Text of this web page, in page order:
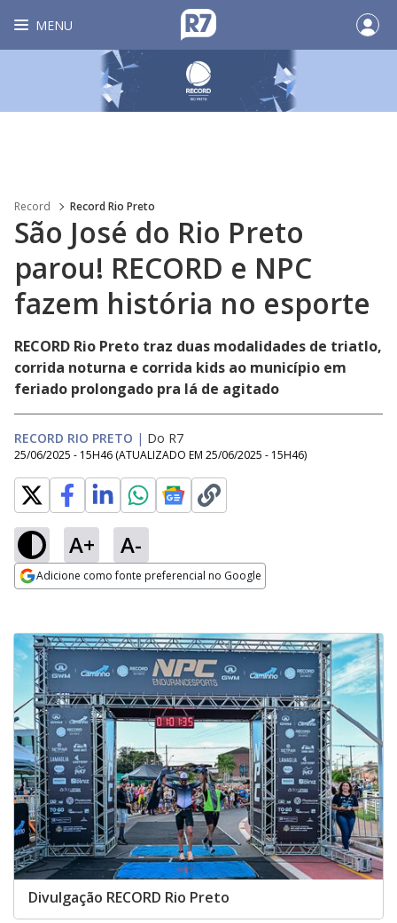
MENU
Record Record Rio Preto
São José do Rio Preto
parou! RECORD e NPC
fazem história no esporte
RECORD Rio Preto traz duas modalidades de triatlo,
corrida noturna e corrida kids ao município em
feriado prolongado pra lá de agitado
RECORD RIO PRETO | Do R7
25/06/2025 - 15H46 (ATUALIZADO EM 25/06/2025 - 15H46)
A+ A-
Adicione como fonte preferencial no Google
Divulgação RECORD Rio Preto